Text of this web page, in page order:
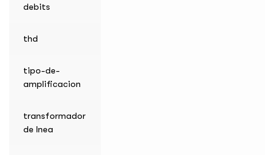
debits
thd
tipo-de-
amplificacion
transformador
de lnea